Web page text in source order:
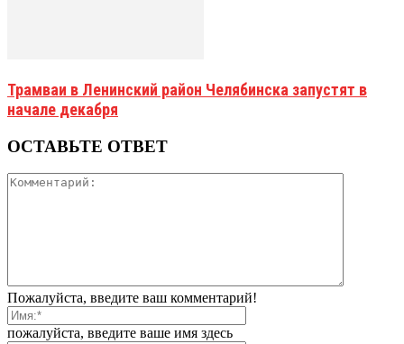
Трамваи в Ленинский район Челябинска запустят в
начале декабря
ОСТАВЬТЕ ОТВЕТ
Пожалуйста, введите ваш комментарий!
пожалуйста, введите ваше имя здесь